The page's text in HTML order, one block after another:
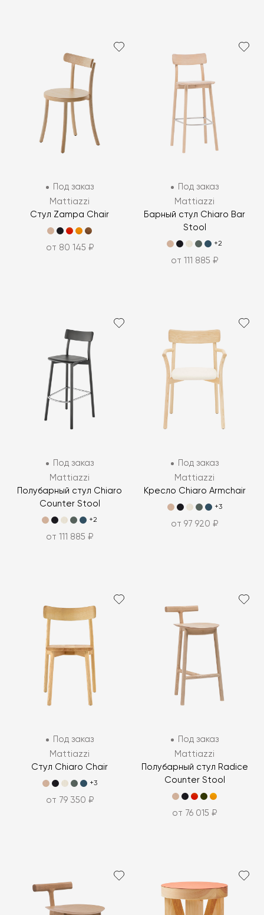
Под заказ
Mattiazzi
Стул Zampa Chair
от 80 145 ₽
Под заказ
Mattiazzi
Барный стул Chiaro Bar
Stool
+2
от 111 885 ₽
Под заказ
Mattiazzi
Полубарный стул Chiaro
Counter Stool
+2
от 111 885 ₽
Под заказ
Mattiazzi
Кресло Chiaro Armchair
+3
от 97 920 ₽
Под заказ
Mattiazzi
Стул Chiaro Chair
+3
от 79 350 ₽
Под заказ
Mattiazzi
Полубарный стул Radice
Counter Stool
от 76 015 ₽